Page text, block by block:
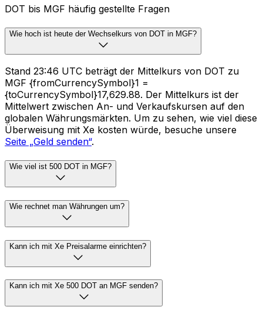
DOT bis MGF häufig gestellte Fragen
Wie hoch ist heute der Wechselkurs von DOT in MGF?
Stand 23:46 UTC beträgt der Mittelkurs von DOT zu
MGF {fromCurrencySymbol}1 =
{toCurrencySymbol}17,629.88. Der Mittelkurs ist der
Mittelwert zwischen An- und Verkaufskursen auf den
globalen Währungsmärkten. Um zu sehen, wie viel diese
Überweisung mit Xe kosten würde, besuche unsere
Seite „Geld senden“.
Wie viel ist 500 DOT in MGF?
Wie rechnet man Währungen um?
Kann ich mit Xe Preisalarme einrichten?
Kann ich mit Xe 500 DOT an MGF senden?